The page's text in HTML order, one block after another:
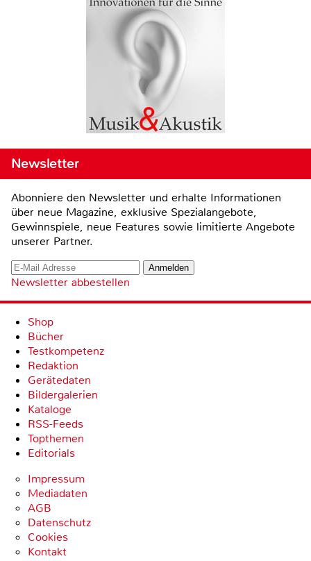
Newsletter
Abonniere den Newsletter und erhalte Informationen
über neue Magazine, exklusive Spezialangebote,
Gewinnspiele, neue Features sowie limitierte Angebote
unserer Partner.
Newsletter abbestellen
Shop
Bücher
Testkompetenz
Redaktion
Gerätedaten
Bildergalerien
Kataloge
RSS-Feeds
Topthemen
Editorials
Impressum
Mediadaten
AGB
Datenschutz
Cookies
Kontakt